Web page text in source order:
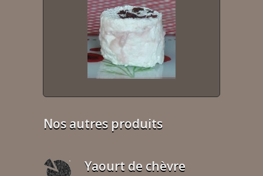
Nos autres produits
Yaourt de chèvre